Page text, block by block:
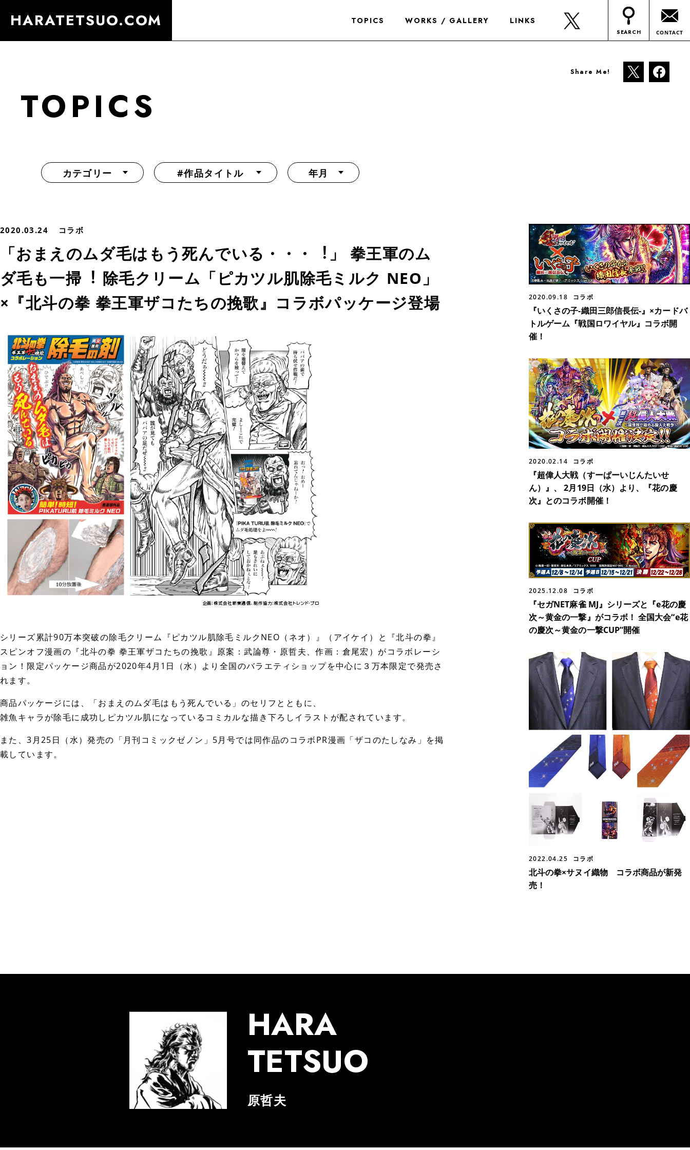
HARATETSUO.COM TOPICS WORKS / GALLERY LINKS
SEARCH CONTACT
Share Me!
TOPICS
カテゴリー #作品タイトル 年月
2020.03.24 コラボ
「おまえのムダ⽑はもう死んでいる・・・︕」 拳王軍のム
ダ⽑も⼀掃︕ 除毛クリーム「ピカツル肌除毛ミルク NEO」
×『北斗の拳 拳王軍ザコたちの挽歌』コラボパッケージ登場
シリーズ累計90万本突破の除毛クリーム『ピカツル肌除毛ミルクNEO（ネオ）』（アイケイ）と『北斗の拳』
スピンオフ漫画の『北斗の拳 拳王軍ザコたちの挽歌』原案：武論尊・原哲夫、作画：倉尾宏）がコラボレーシ
ョン！限定パッケージ商品が2020年4月1日（水）より全国のバラエティショップを中心に３万本限定で発売さ
れます。
商品パッケージには、「おまえのムダ毛はもう死んでいる」のセリフとともに、
雑魚キャラが除毛に成功しピカツル肌になっているコミカルな描き下ろしイラストが配されています。
また、3月25日（水）発売の「月刊コミックゼノン」5月号では同作品のコラボPR漫画「ザコのたしなみ」を掲
載しています。
2020.09.18 コラボ
『いくさの子-織田三郎信長伝-』×カードバ
トルゲーム『戦国ロワイヤル』コラボ開
催！
2020.02.14 コラボ
『超偉人大戦（すーぱーいじんたいせ
ん）』、 2月19日（水）より、『花の慶
次』とのコラボ開催！
2025.12.08 コラボ
『セガNET麻雀 MJ』シリーズと『e花の慶
次～黄金の一撃』がコラボ！ 全国大会“e花
の慶次～黄金の一撃CUP”開催
2022.04.25 コラボ
北斗の拳×サヌイ織物 コラボ商品が新発
売！
HARA
TETSUO
原哲夫